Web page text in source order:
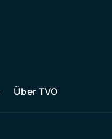
Über TVO